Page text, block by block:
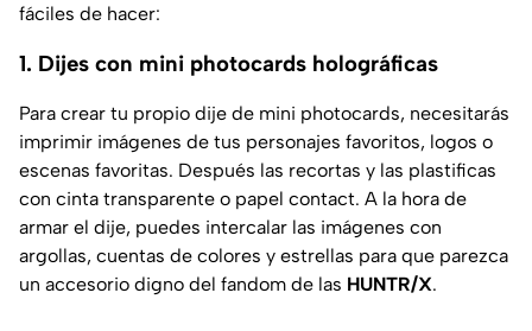
fáciles de hacer:
1. Dijes con mini photocards holográficas
Para crear tu propio dije de mini photocards, necesitarás
imprimir imágenes de tus personajes favoritos, logos o
escenas favoritas. Después las recortas y las plastificas
con cinta transparente o papel contact. A la hora de
armar el dije, puedes intercalar las imágenes con
argollas, cuentas de colores y estrellas para que parezca
un accesorio digno del fandom de las HUNTR/X.